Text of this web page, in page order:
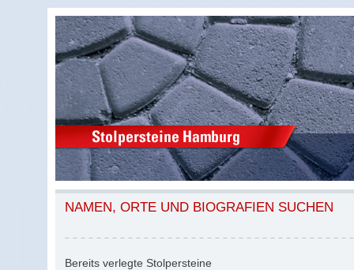
NAMEN, ORTE UND BIOGRAFIEN SUCHEN
Bereits verlegte Stolpersteine